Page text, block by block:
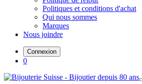
Politiques et conditions d'achat
Qui nous sommes
Marques
Nous joindre
Connexion
0